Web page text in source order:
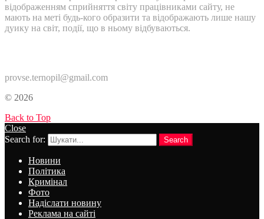
відображенням сприйняття світу працівниками сайту, не
мають на меті будь-кого образити та відображають лише нашу
дуику на світ, події, що в ньому відбуваються.
provse.ternopil@gmail.com
© 2026
Back to Top
Close
Search for:
Search
Новини
Політика
Кримінал
Фото
Надіслати новину
Реклама на сайті